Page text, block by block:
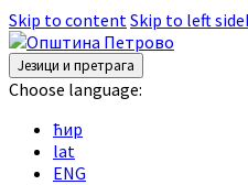
Skip to contentSkip to left
Језици и претрага
Choose language:
ћир
lat
ENG